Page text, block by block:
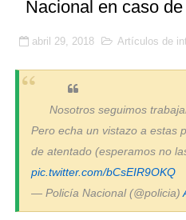
Resumen detallado del
Prosegur, Ombuds y la
La justicia confirma la
Nacional en caso
abril 29, 2018 Artículos de
Nosotros seguimos
Pero echa un vistazo a estas
de atentado (esperamos no
pic.twitter.com/bCsEIR9OKQ
— Policía Nacional (@policia)